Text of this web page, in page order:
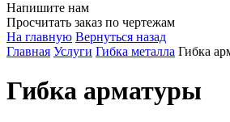
Напишите нам
Просчитать заказ по чертежам
На главную Вернуться назад
Главная Услуги Гибка металла Гибка
Гибка арматуры